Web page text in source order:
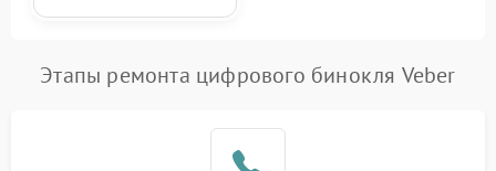
Этапы ремонта цифрового бинокля Veber